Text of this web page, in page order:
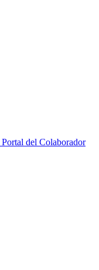
Portal del Colaborador